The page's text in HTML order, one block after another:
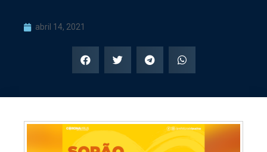
abril 14, 2021